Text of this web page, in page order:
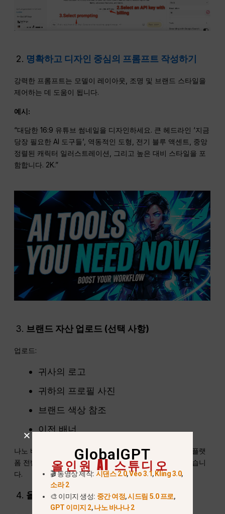
명확하고 디자인 중심의 프롬프트 작성하기
강력한 프롬프트는 모델이 레이아웃, 조명 및 브랜드 스타일을
제어하는 데 도움이 됩니다.
예시:
“대담한 16:9 유튜브 썸네일을 디자인하세요. 큰 헤드라인 ‘지금
당장 필요한 AI 도구들’, 역동적인 도형, 전기 블루 액센트, 중앙
정렬된 캐릭터 일러스트레이션, 그리고 높은 대비 스타일을 포
함합니다. 2K.”
브랜드 자산 업로드 (선택 사항)
업로드:
귀사의 로고
귀하의 프로필 사진
브랜드 색상 참조
이전 배너
나노 바나나 프로는 최대 14개의 입력 이미지를 병합하여 플랫
폼 전반에 걸쳐 일관된 브랜드 아이덴티티를 유지할 수 있습니
다.
올바른 치수를 선택하십시오
GlobalGPT
올인원 AI 스튜디오
🎬 동영상 제작: 시댄스 2.0,Veo 3.1,Kling 3.0,
소라 2
🎨 이미지 생성: 중간 여정,시드림 5.0 프로,
GPT 이미지 2,나노 바나나 2